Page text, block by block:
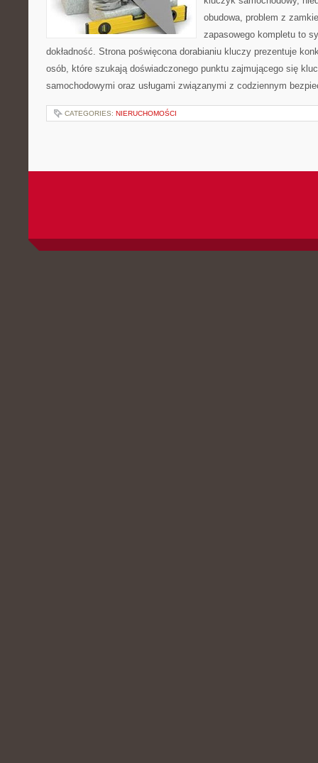
obudowa, problem z
zapasowego kompletu to
dokładność. Strona poświęcona dorabianiu kluczy prezentuje
osób, które szukają doświadczonego punktu zajmującego się
samochodowymi oraz usługami związanymi z codziennym
CATEGORIES: NIERUCHOMOŚCI